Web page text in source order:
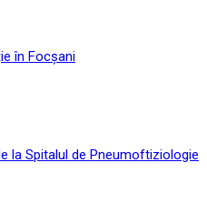
în Focșani
la Spitalul de Pneumoftiziologie